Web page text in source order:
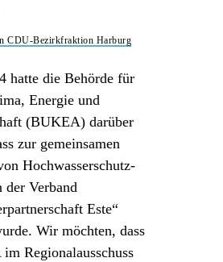
CDU-Bezirkfraktion Harburg
hatte die Behörde für
Energie und
(BUKEA) darüber
zur gemeinsamen
Hochwasserschutz-
der Verband
Este“
Wir möchten, dass
Regionalausschuss